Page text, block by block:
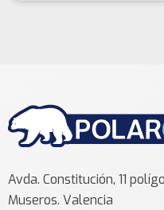
Avda. Constitución, 11
Museros. Valencia